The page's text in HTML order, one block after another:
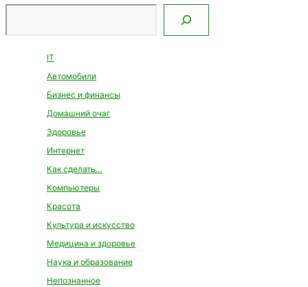
IT
Автомобили
Бизнес и финансы
Домашний очаг
Здоровье
Интернет
Как сделать…
Компьютеры
Красота
Культура и искусство
Медицина и здоровье
Наука и образование
Непознанное